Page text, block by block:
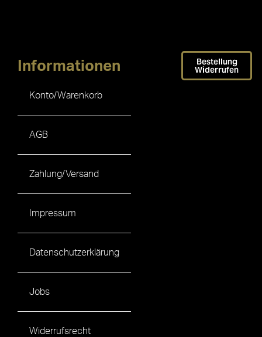
Informationen
Konto/Warenkorb
AGB
Zahlung/Versand
Impressum
Datenschutzerklärung
Jobs
Widerrufsrecht
Bestellung
Widerrufen